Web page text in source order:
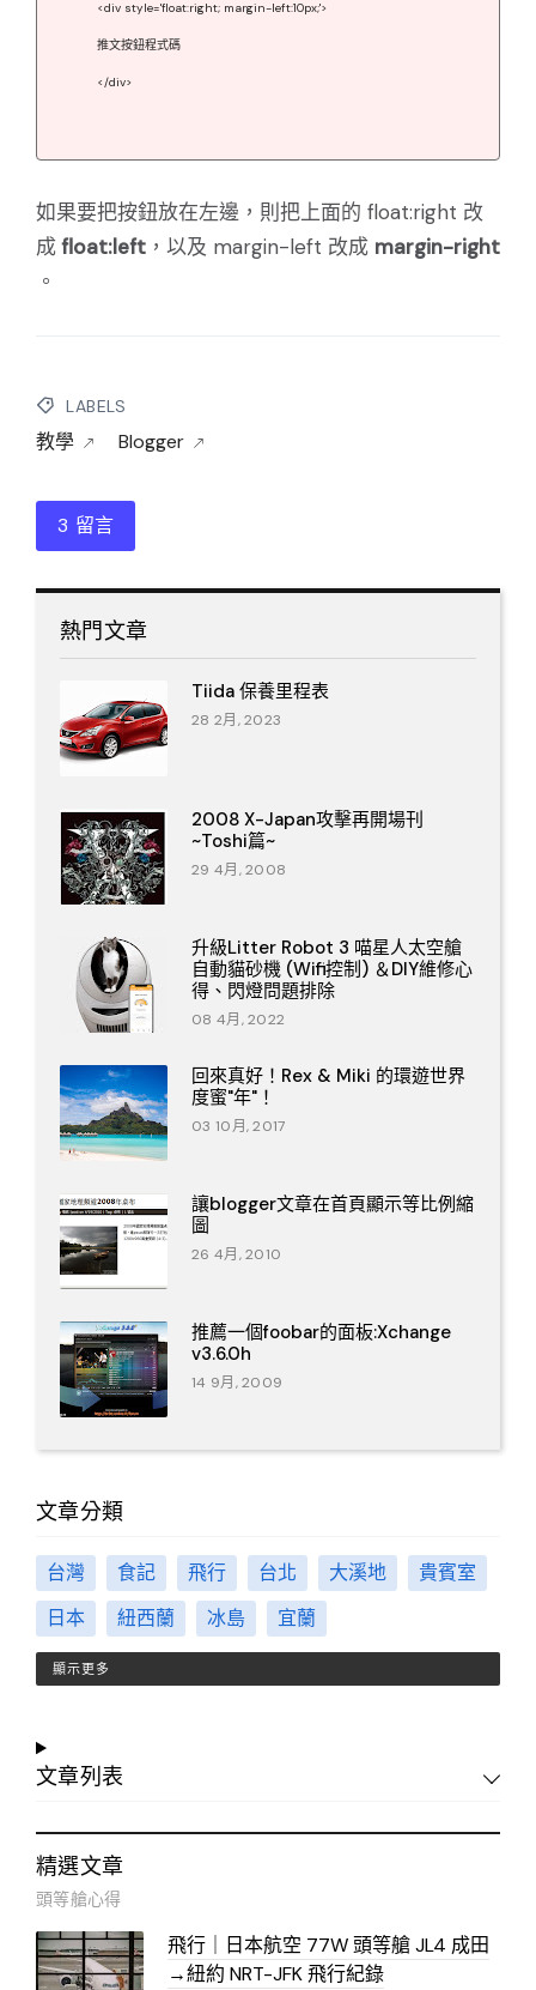
<div style='float:right; margin-left:10px;'>
推文按鈕程式碼
</div>
如果要把按鈕放在左邊，則把上面的 float:right 改
成float:left ，以及 margin-left 改成 margin-right
。
LABELS
教學 Blogger
3 留言
熱門文章
Tiida 保養里程表
28 2月, 2023
2008 X-Japan攻擊再開場刊
~Toshi篇~
29 4月, 2008
升級Litter Robot 3 喵星人太空艙
自動貓砂機 (Wifi控制) ＆DIY維修心
得、閃燈問題排除
08 4月, 2022
回來真好！Rex & Miki 的環遊世界
度蜜"年"！
03 10月, 2017
讓blogger文章在首頁顯示等比例縮
圖
26 4月, 2010
推薦一個foobar的面板:Xchange
v3.6.0h
14 9月, 2009
文章分類
台灣 食記 飛行 台北 大溪地
貴賓室
日本
紐西蘭 冰島 宜蘭
顯示更多
文章列表
精選文章
頭等艙心得
飛行｜日本航空 77W 頭等艙 JL4 成田
→紐約 NRT-JFK 飛行紀錄